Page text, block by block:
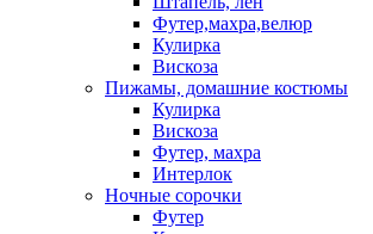
Футер,махра,велюр
Кулирка
Вискоза
Пижамы, домашние костюмы
Кулирка
Вискоза
Футер, махра
Интерлок
Ночные сорочки
Футер